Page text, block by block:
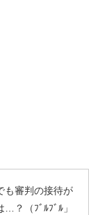
も審判の接待が
？（ﾌﾞﾙﾌﾞﾙ」